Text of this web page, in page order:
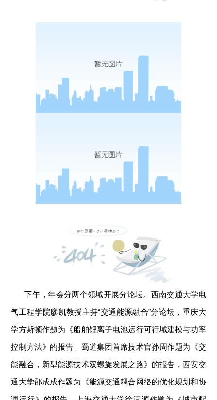
下午，年会分两个领域开展分论坛。西南交通大学电
气工程学院廖凯教授主持“交通能源融合”分论坛，重庆大
学方斯顿作题为《船舶锂离子电池运行可行域建模与功率
控制方法》的报告，蜀道集团首席技术官孙周作题为《交
能融合，新型能源技术双螺旋发展之路》的报告，西安交
通大学邵成成作题为《能源交通耦合网络的优化规划和协